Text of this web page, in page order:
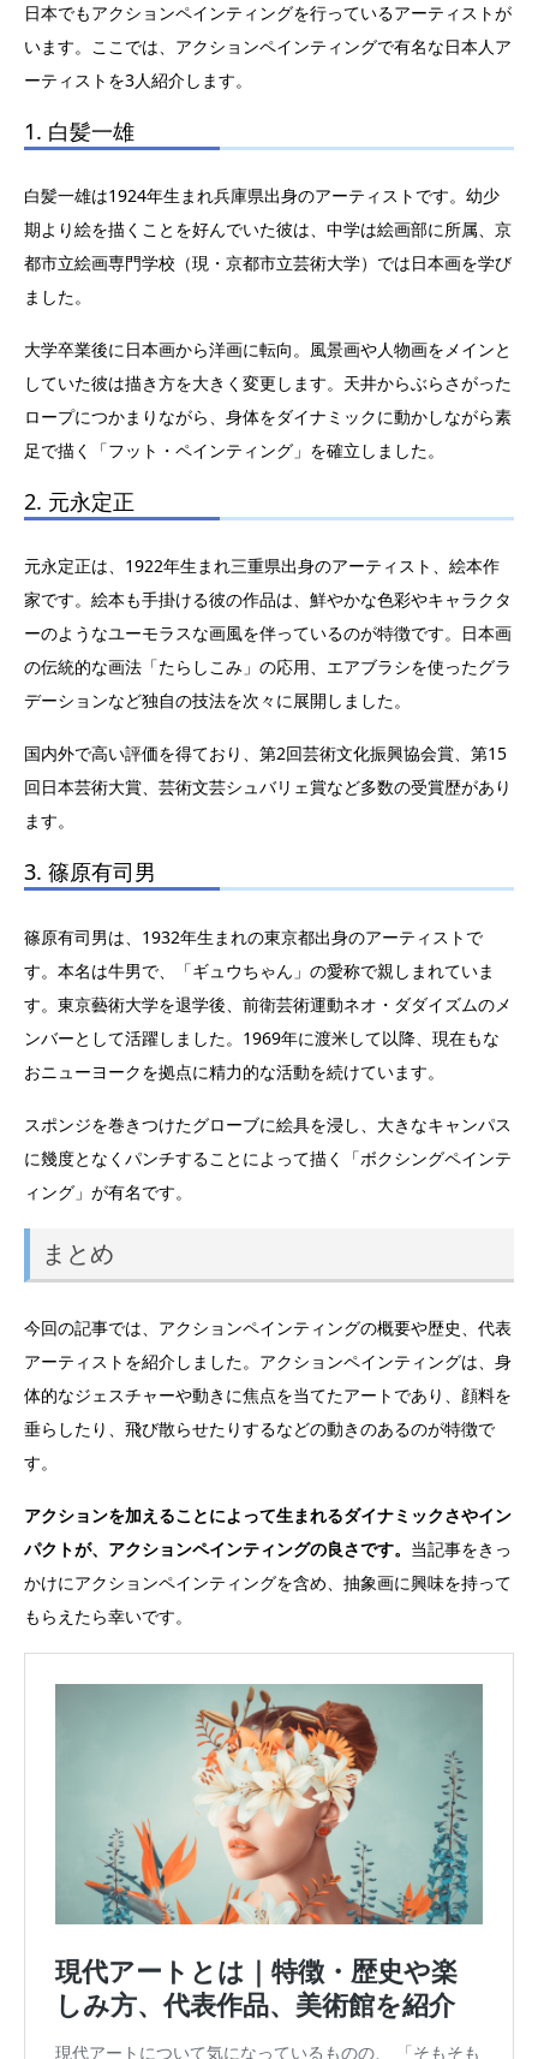
日本でもアクションペインティングを行っているアーティストが
います。ここでは、アクションペインティングで有名な日本人ア
ーティストを3人紹介します。
1. 白髪一雄
白髪一雄は1924年生まれ兵庫県出身のアーティストです。幼少
期より絵を描くことを好んでいた彼は、中学は絵画部に所属、京
都市立絵画専門学校（現・京都市立芸術大学）では日本画を学び
ました。
大学卒業後に日本画から洋画に転向。風景画や人物画をメインと
していた彼は描き方を大きく変更します。天井からぶらさがった
ロープにつかまりながら、身体をダイナミックに動かしながら素
足で描く「フット・ペインティング」を確立しました。
2. 元永定正
元永定正は、1922年生まれ三重県出身のアーティスト、絵本作
家です。絵本も手掛ける彼の作品は、鮮やかな色彩やキャラクタ
ーのようなユーモラスな画風を伴っているのが特徴です。日本画
の伝統的な画法「たらしこみ」の応用、エアブラシを使ったグラ
デーションなど独自の技法を次々に展開しました。
国内外で高い評価を得ており、第2回芸術文化振興協会賞、第15
回日本芸術大賞、芸術文芸シュバリェ賞など多数の受賞歴があり
ます。
3. 篠原有司男
篠原有司男は、1932年生まれの東京都出身のアーティストで
す。本名は牛男で、「ギュウちゃん」の愛称で親しまれていま
す。東京藝術大学を退学後、前衛芸術運動ネオ・ダダイズムのメ
ンバーとして活躍しました。1969年に渡米して以降、現在もな
おニューヨークを拠点に精力的な活動を続けています。
スポンジを巻きつけたグローブに絵具を浸し、大きなキャンパス
に幾度となくパンチすることによって描く「ボクシングペインテ
ィング」が有名です。
まとめ
今回の記事では、アクションペインティングの概要や歴史、代表
アーティストを紹介しました。アクションペインティングは、身
体的なジェスチャーや動きに焦点を当てたアートであり、顔料を
垂らしたり、飛び散らせたりするなどの動きのあるのが特徴で
す。
アクションを加えることによって生まれるダイナミックさやイン
パクトが、アクションペインティングの良さです。 当記事をきっ
かけにアクションペインティングを含め、抽象画に興味を持って
もらえたら幸いです。